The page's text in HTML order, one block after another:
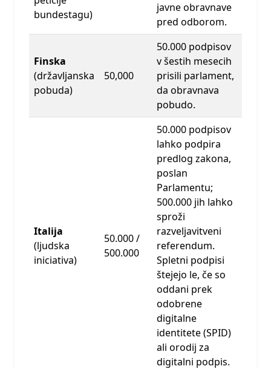
bundestagu)
javne obravnave
pred odborom.
Finska
(državljanska
pobuda)
50,000
50.000 podpisov
v šestih mesecih
prisili parlament,
da obravnava
pobudo.
Italija
(ljudska
iniciativa)
50.000 /
500.000
50.000 podpisov
lahko podpira
predlog zakona,
poslan
Parlamentu;
500.000 jih lahko
sproži
razveljavitveni
referendum.
Spletni podpisi
štejejo le, če so
oddani prek
odobrene
digitalne
identitete (SPID)
ali orodij za
digitalni podpis.